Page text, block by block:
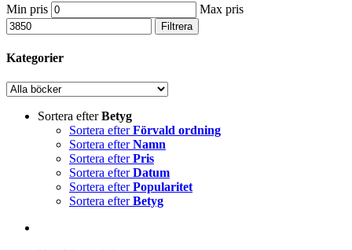
Min pris Max pris
Filtrera
Kategorier
Sortera efterBetyg
Sortera efterFörvald ordning
Sortera efterNamn
Sortera efterPris
Sortera efterDatum
Sortera efterPopularitet
Sortera efterBetyg